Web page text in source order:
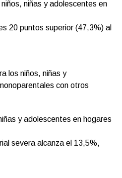
niñas y adolescentes en
20 puntos superior (47,3%) al
los niños, niñas y
con otros
y adolescentes en hogares
severa alcanza el 13,5%,